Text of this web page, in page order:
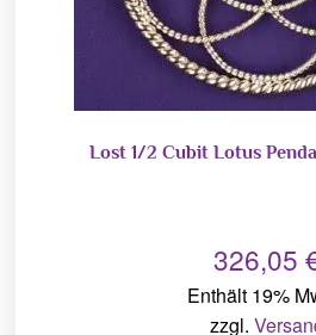
Lost 1/2 Cubit Lotus
326,05
Enthält 19%
zzgl.